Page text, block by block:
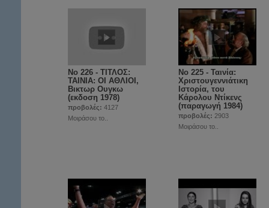
Νο 226 - ΤΙΤΛΟΣ:
ΤΑΙΝΙΑ: ΟΙ ΑΘΛΙΟΙ,
Βικτωρ Ουγκω
(εκδοση 1978)
προβολές: 4127
Μοιράσου το..
No 225 - Ταινία:
Χριστουγεννιάτικη
Ιστορία, του
Κάρολου Ντίκενς
(παραγωγή 1984)
προβολές: 2903
Μοιράσου το..